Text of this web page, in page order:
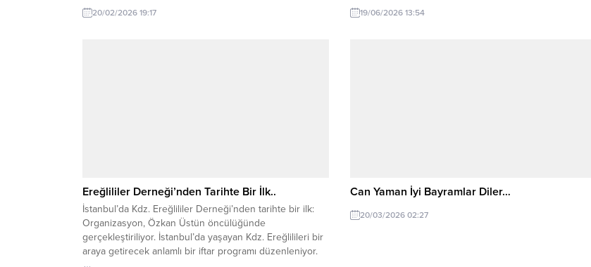
doğrultusunda kurulduğu bölgede sosyal yaşama değer
katacak bir adım daha attı. Erdemir, futbol stadının
20/02/2026 19:17
istihdamına güçlü katkılar sunan Erdemir, köklü geçmişini
geleceğe yön veren sürdürülebilirlik vizyonuyla
19/06/2026 13:54
Ereğlililer Derneği’nden Tarihte Bir İlk..
İstanbul’da Kdz. Ereğlililer Derneği’nden tarihte bir ilk:
Organizasyon, Özkan Üstün öncülüğünde
gerçekleştiriliyor. İstanbul’da yaşayan Kdz. Ereğlilileri bir
araya getirecek anlamlı bir iftar programı düzenleniyor.
Can Yaman İyi Bayramlar Diler…
20/03/2026 02:27